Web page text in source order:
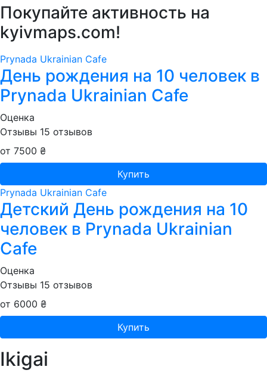
Покупайте активность на
kyivmaps.com!
Prynada Ukrainian Cafe
День рождения на 10 человек в
Prynada Ukrainian Cafe
Оценка
Отзывы 15 отзывов
от 7500 ₴
Купить
Prynada Ukrainian Cafe
Детский День рождения на 10
человек в Prynada Ukrainian
Cafe
Оценка
Отзывы 15 отзывов
от 6000 ₴
Купить
Ikigai